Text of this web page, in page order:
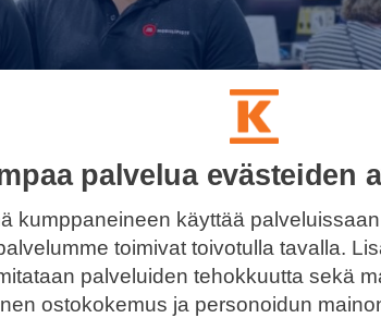
KAIKISSA
Liikkeestä saat liittymät
ja tarvikkeet saman katon alta.
palvelua evästeiden
kumppaneineen käyttää
toimivat toivotulla tavalla.
palveluiden tehokkuutta sekä
ostokokemus ja personoidun